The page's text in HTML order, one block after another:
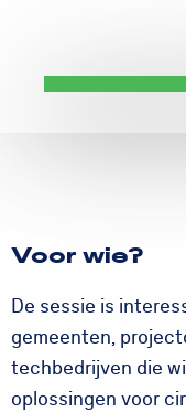
Voor wie?
De sessie is
gemeenten,
techbedrijven die
oplossingen voor